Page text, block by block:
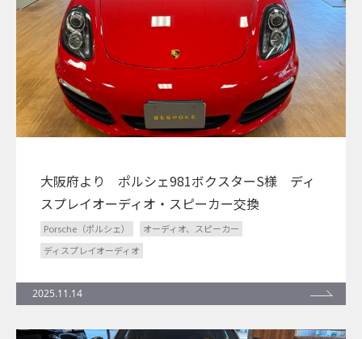
大阪府より ポルシェ981ボクスターS様 ディ
スプレイオーディオ・スピーカー交換
Porsche（ポルシェ）
オーディオ、スピーカー
ディスプレイオーディオ
2025.11.14